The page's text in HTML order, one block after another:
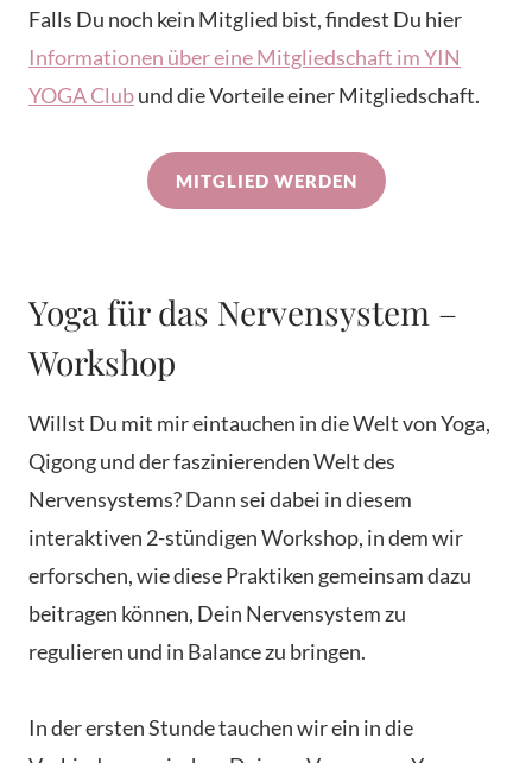
Falls Du noch kein Mitglied bist, findest Du hier
Informationen über eine Mitgliedschaft im YIN
YOGA Clubund die Vorteile einer Mitgliedschaft.
MITGLIED WERDEN
Yoga für das Nervensystem –
Workshop
Willst Du mit mir eintauchen in die Welt von Yoga,
Qigong und der faszinierenden Welt des
Nervensystems? Dann sei dabei in diesem
interaktiven 2-stündigen Workshop, in dem wir
erforschen, wie diese Praktiken gemeinsam dazu
beitragen können, Dein Nervensystem zu
regulieren und in Balance zu bringen.
In der ersten Stunde tauchen wir ein in die